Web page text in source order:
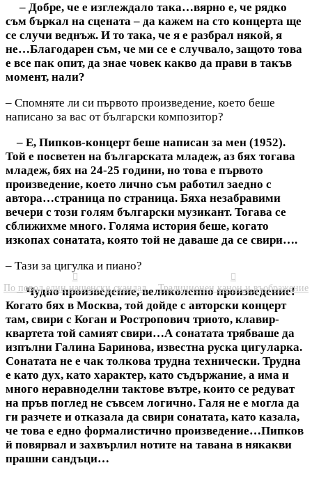

По повод един нашенски скандал

Традиционен канон и въображение
– Добре, че е изглеждало така…вярно е, че рядко
съм бъркал на сцената – да кажем на сто концерта ще
се случи веднъж. И то така, че я е разбрал някой, я
не…Благодарен съм, че ми се е случвало, защото това
е все пак опит, да знае човек какво да прави в такъв
момент, нали?
– Спомняте ли си първото произведение, което беше
написано за вас от български композитор?
– Е, Пипков-концерт беше написан за мен (1952).
Той е посветен на българската младеж, аз бях тогава
младеж, бях на 24-25 години, но това е първото
произведение, което лично съм работил заедно с
автора…страница по страница. Бяха незабравими
вечери с този голям български музикант. Тогава се
сближихме много. Голяма история беше, когато
изкопах сонатата, която той не даваше да се свири….
– Тази за цигулка и пиано?
– Чудно произведение, великолепно произведение!
Когато бях в Москва, той дойде с авторски концерт
там, свири с Коган и Ростропович триото, клавир-
квартета той самият свири…А сонатата трябваше да
изпълни Галина Баринова, известна руска цигуларка.
Сонатата не е чак толкова трудна технически. Трудна
е като дух, като характер, като съдържание, а има и
много неравноделни тактове вътре, които се редуват
на пръв поглед не съвсем логично. Галя не е могла да
ги разчете и отказала да свири сонатата, като казала,
че това е едно формалистично произведение…Пипков
й повярвал и захвърлил нотите на тавана в някакви
прашни сандъци…